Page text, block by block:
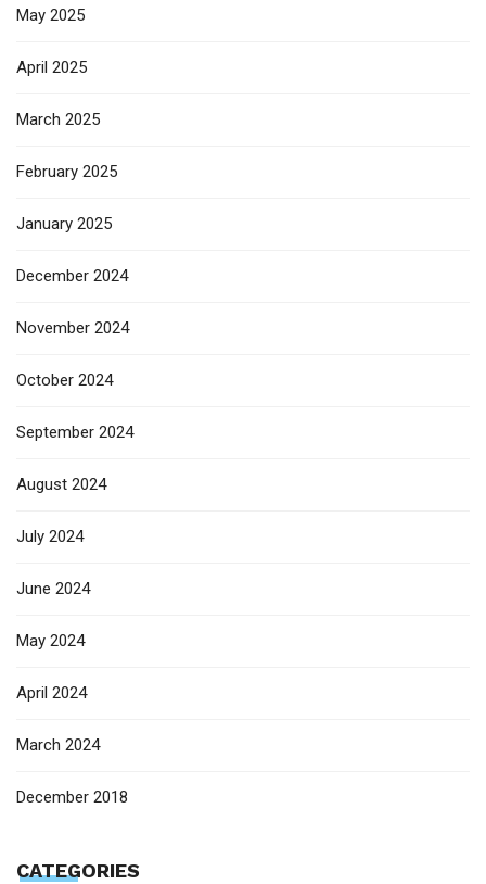
May 2025
April 2025
March 2025
February 2025
January 2025
December 2024
November 2024
October 2024
September 2024
August 2024
July 2024
June 2024
May 2024
April 2024
March 2024
December 2018
CATEGORIES